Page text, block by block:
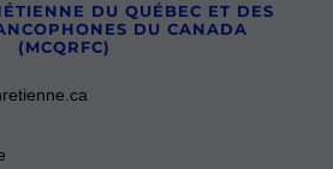
DU QUÉBEC ET DES
DU CANADA
(MCQRFC)